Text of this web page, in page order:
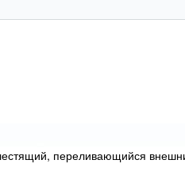
переливающийся